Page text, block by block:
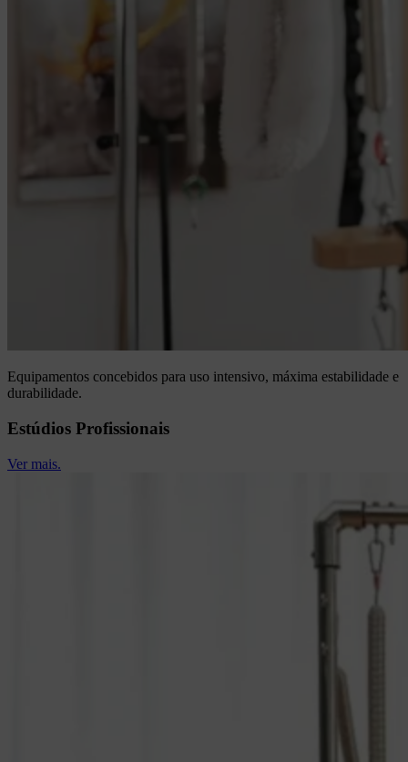
Equipamentos concebidos para uso intensivo, máxima estabilidade e
durabilidade.
Estúdios Profissionais
Ver mais.